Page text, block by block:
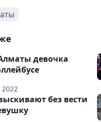
2022
девочка
без вести